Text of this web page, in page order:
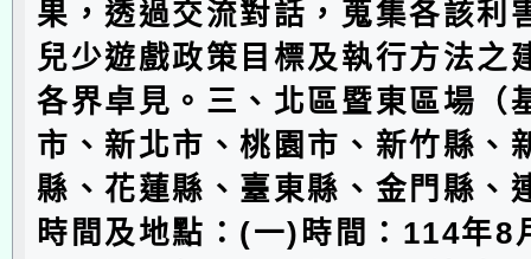
果，透過交流對話，蒐集各該利
兒少遊戲政策目標及執行方法之
各界卓見。三、北區暨東區場（
市、新北市、桃園市、新竹縣、
縣、花蓮縣、臺東縣、金門縣、
時間及地點：(一)時間：114年8